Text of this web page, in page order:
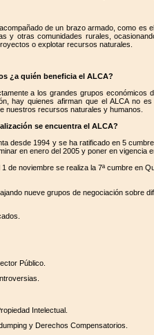
de un brazo armado, como es
y otras comunidades rurales,
o explotar recursos naturales.
¿a quién beneficia el ALCA?
a los grandes grupos
hay quienes afirman que el ALCA no
nuestros recursos naturales y humanos.
se encuentra el ALCA?
desde 1994 y se ha ratificado en 5
en enero del 2005 y poner en vigencia
de noviembre se realiza la 7ª cumbre en
nueve grupos de negociación sobre
Público.
Intelectual.
y Derechos Compensatorios.